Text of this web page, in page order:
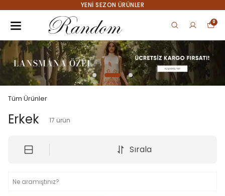
YENI SEZON ÜRÜNLER
0
Tüm Ürünler
Erkek 17 ürün
Sırala